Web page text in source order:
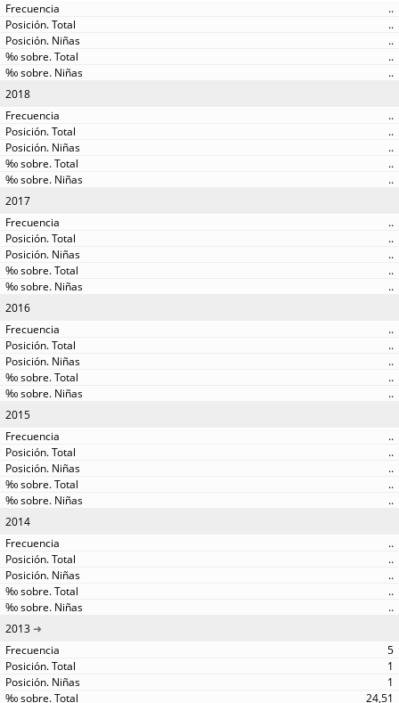
..
..
..
..
..
2018
..
..
..
..
..
2017
..
..
..
..
..
2016
..
..
..
..
..
2015
..
..
..
..
..
2014
..
..
..
..
..
2013
5
1
1
24,51